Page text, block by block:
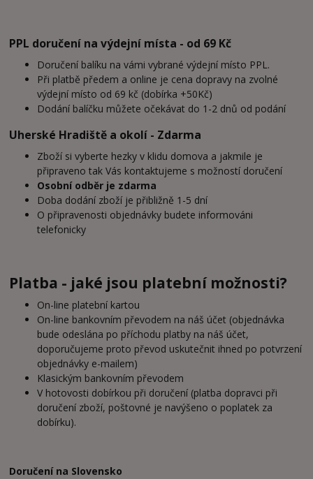
PPL doručení na výdejní místa - od 69 Kč
Doručení balíku na vámi vybrané výdejní místo PPL.
Při platbě předem a online je cena dopravy na zvolné
výdejní místo od 69 kč (dobírka +50Kč)
Dodání balíčku můžete očekávat do 1-2 dnů od podání
Uherské Hradiště a okolí - Zdarma
Zboží si vyberte hezky v klidu domova a jakmile je
připraveno tak Vás kontaktujeme s možností doručení
Osobní odběr je zdarma
Doba dodání zboží je přibližně 1-5 dní
O připravenosti objednávky budete informováni
telefonicky
Platba - jaké jsou platební možnosti?
On-line platební kartou
On-line bankovním převodem na náš účet (objednávka
bude odeslána po příchodu platby na náš účet,
doporučujeme proto převod uskutečnit ihned po potvrzení
objednávky e-mailem)
Klasickým bankovním převodem
V hotovosti dobírkou při doručení (platba dopravci při
doručení zboží, poštovné je navýšeno o poplatek za
dobírku).
Doručení na Slovensko